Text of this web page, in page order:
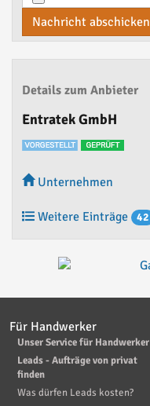
Nachricht abschicken
Details zum Anbieter
Entratek GmbH
Unternehmen
Weitere Einträge 42
Für Handwerker
Unser Service für Handwerker
Leads - Aufträge von privat
finden
Was dürfen Leads kosten?